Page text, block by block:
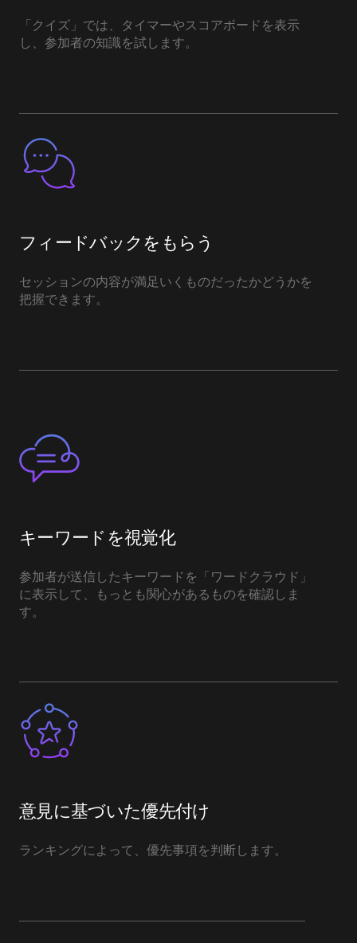
「クイズ」では、タイマーやスコアボードを表示
し、参加者の知識を試します。
フィードバックをもらう
セッションの内容が満足いくものだったかどうかを
把握できます。
キーワードを視覚化
参加者が送信したキーワードを「ワードクラウド」
に表示して、もっとも関心があるものを確認しま
す。
意見に基づいた優先付け
ランキングによって、優先事項を判断します。